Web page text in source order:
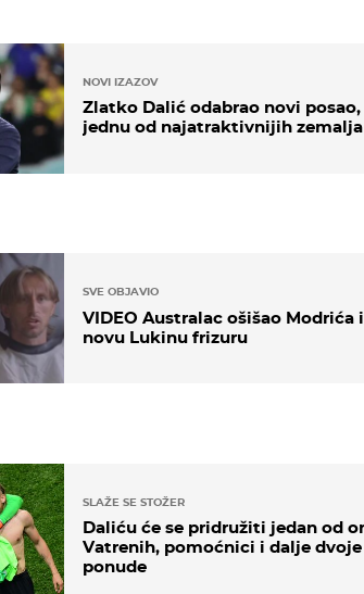
NOVI IZAZOV
Zlatko Dalić odabrao novi
jednu od najatraktivnijih
SVE OBJAVIO
VIDEO Australac ošišao Modrića
novu Lukinu frizuru
SLAŽE SE STOŽER
Daliću će se pridružiti jedan od
Vatrenih, pomoćnici i dalje
ponude